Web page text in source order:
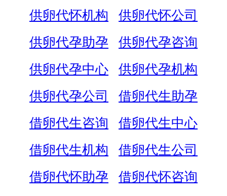
供卵代怀机构
供卵代怀公司
供卵代孕助孕
供卵代孕咨询
供卵代孕中心
供卵代孕机构
供卵代孕公司
借卵代生助孕
借卵代生咨询
借卵代生中心
借卵代生机构
借卵代生公司
借卵代怀助孕
借卵代怀咨询